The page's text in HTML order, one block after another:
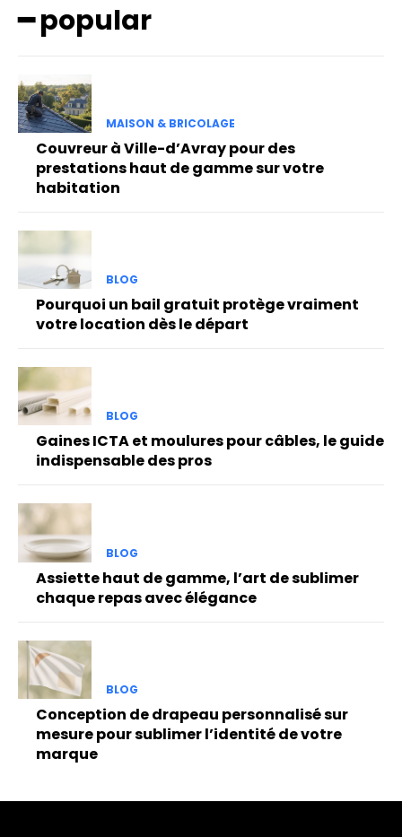
━ popular
MAISON & BRICOLAGE
Couvreur à Ville-d’Avray pour des
prestations haut de gamme sur votre
habitation
BLOG
Pourquoi un bail gratuit protège vraiment
votre location dès le départ
BLOG
Gaines ICTA et moulures pour câbles, le guide
indispensable des pros
BLOG
Assiette haut de gamme, l’art de sublimer
chaque repas avec élégance
BLOG
Conception de drapeau personnalisé sur
mesure pour sublimer l’identité de votre
marque